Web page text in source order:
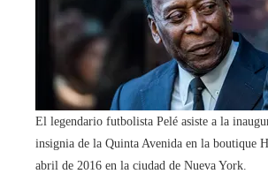
El legendario futbolista Pelé asiste a la
insignia de la Quinta Avenida en la boutique
abril de 2016 en la ciudad de Nueva York.